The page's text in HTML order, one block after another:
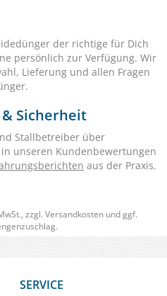
der richtige für Dich
persönlich zur Verfügung. Wir
Lieferung und allen Fragen
Sicherheit
Stallbetreiber über
unseren Kundenbewertungen
aus der Praxis.
zzgl. Versandkosten und ggf.
SERVICE